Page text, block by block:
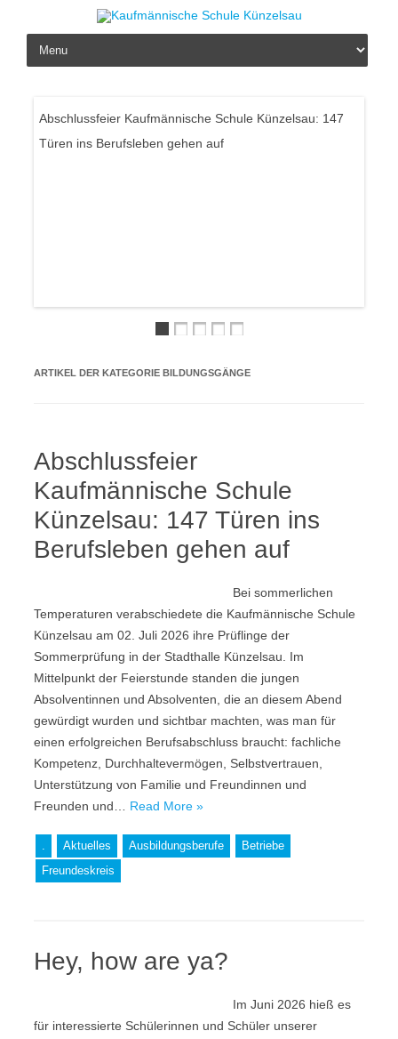
Skip to content
Abschlussfeier Kaufmännische Schule Künzelsau: 147
Türen ins Berufsleben gehen auf
ARTIKEL DER KATEGORIE BILDUNGSGÄNGE
Abschlussfeier
Kaufmännische Schule
Künzelsau: 147 Türen ins
Berufsleben gehen auf
Bei sommerlichen
Temperaturen verabschiedete die Kaufmännische Schule
Künzelsau am 02. Juli 2026 ihre Prüflinge der
Sommerprüfung in der Stadthalle Künzelsau. Im
Mittelpunkt der Feierstunde standen die jungen
Absolventinnen und Absolventen, die an diesem Abend
gewürdigt wurden und sichtbar machten, was man für
einen erfolgreichen Berufsabschluss braucht: fachliche
Kompetenz, Durchhaltevermögen, Selbstvertrauen,
Unterstützung von Familie und Freundinnen und
Freunden und… Read More »
. Aktuelles Ausbildungsberufe
Betriebe
Freundeskreis
Hey, how are ya?
Im Juni 2026 hieß es
für interessierte Schülerinnen und Schüler unserer